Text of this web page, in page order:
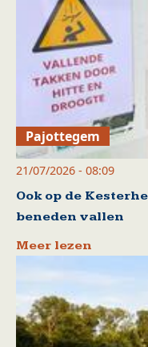
Pajottegem
21/07/2026 - 08:09
Ook op de
beneden vallen
Meer lezen